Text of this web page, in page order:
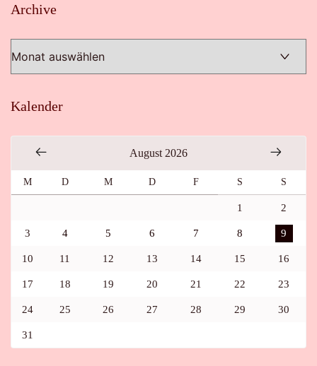
Archive
Kalender
August 2026
M D M D F S S
1 2
3 4 5 6 7 8 9
10 11 12 13 14 15 16
17 18 19 20 21 22 23
24 25 26 27 28 29 30
31